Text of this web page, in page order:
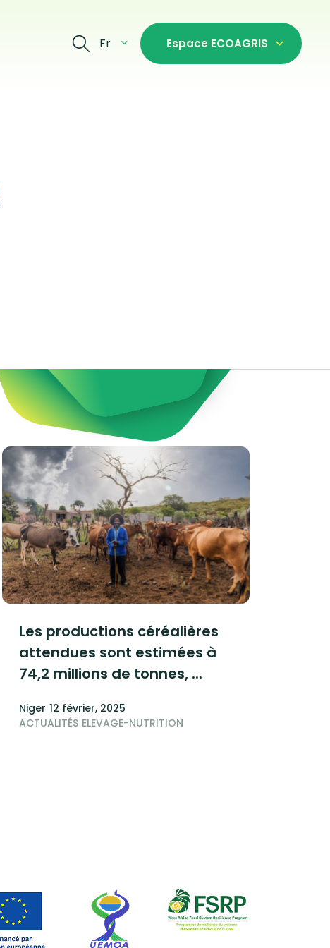
Fr Espace ECOAGRIS
Les productions céréalières
attendues sont estimées à
74,2 millions de tonnes, ...
Niger 12 février, 2025
ACTUALITÉS ELEVAGE-NUTRITION